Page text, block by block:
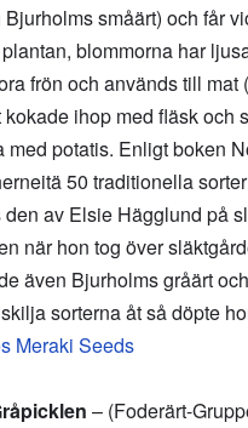
småärt) och får
blommorna har
frön och används till mat
ihop med fläsk och
med potatis. Enligt boken
50 traditionella
av Elsie Hägglund på
när hon tog över
även Bjurholms gråärt
sorterna åt så döpte
Meraki Seeds
– (Foderärt-